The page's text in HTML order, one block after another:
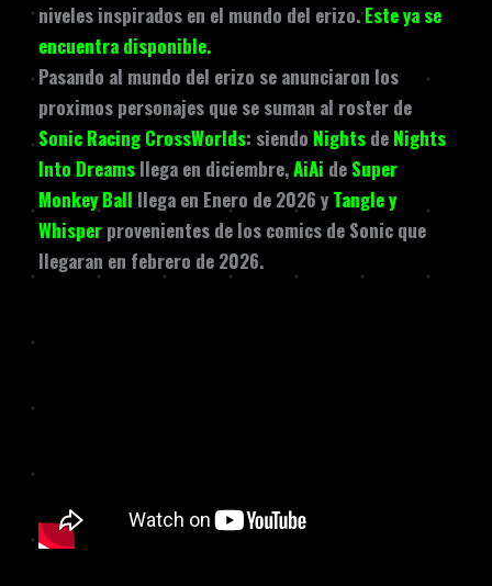
niveles inspirados en el mundo del erizo.Este ya se
encuentra disponible.
Pasando al mundo del erizo se anunciaron los
proximos personajes que se suman al roster de
Sonic Racing CrossWorlds: siendo Nights de Nights
Into Dreams llega en diciembre,AiAi de Super
Monkey Ball llega en Enero de 2026 y Tangle y
Whisper provenientes de los comics de Sonic que
llegaran en febrero de 2026.